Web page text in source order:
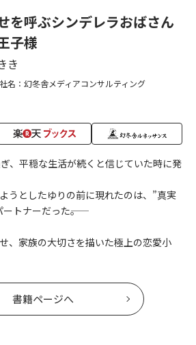
を呼ぶシンデレラおばさん
子様
き
名：幻冬舎メディアコンサルティング
、平穏な生活が続くと信じていた時に発
うとしたゆりの前に現れたのは、”真実
トナーだった――。
、家族の大切さを描いた極上の恋愛小
書籍ページへ